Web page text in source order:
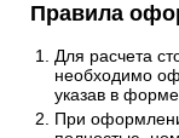
Правила
Для расчета
необходимо
указав в
При